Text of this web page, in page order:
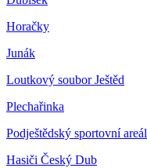
Horačky
Junák
Loutkový soubor Ještěd
Plechařinka
Podještědský sportovní areál
Hasiči Český Dub